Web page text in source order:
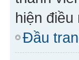
hiện điều
Đầu